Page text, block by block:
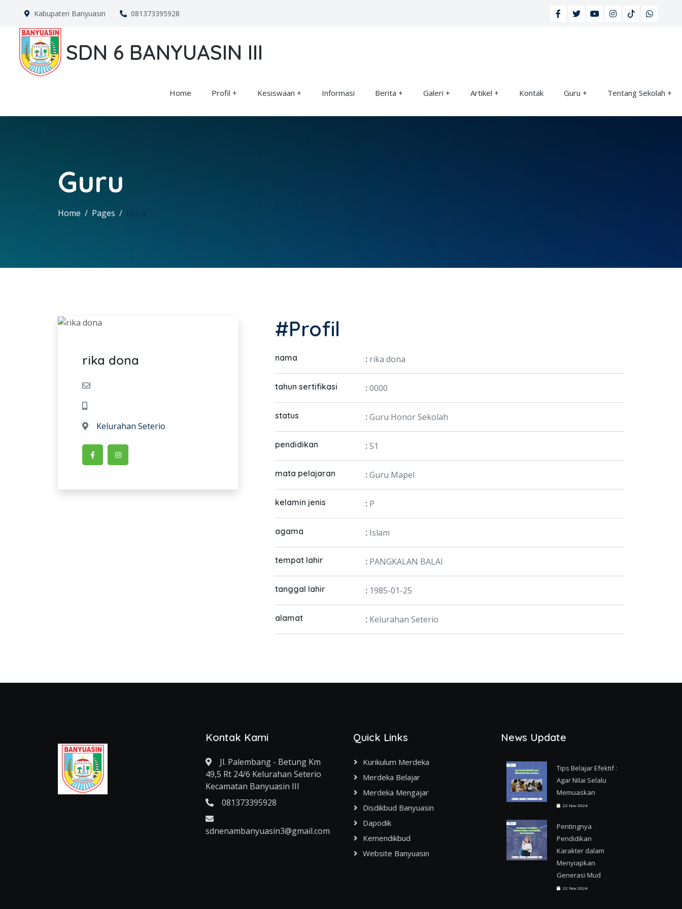
Kabupaten Banyuasin 081373395928
SDN 6 BANYUASIN III
Home Profil Kesiswaan Informasi Berita Galeri Artikel Kontak Guru Tentang Sekolah
Guru
Home Pages Guru
rika dona
Kelurahan Seterio
#Profil
nama : rika dona
tahun sertifikasi :0000
status :Guru Honor Sekolah
pendidikan :S1
mata pelajaran :Guru Mapel
kelamin jenis : P
agama : Islam
tempat lahir : PANGKALAN BALAI
tanggal lahir : 1985-01-25
alamat : Kelurahan Seterio
Kontak Kami
Jl. Palembang - Betung Km
49,5 Rt 24/6 Kelurahan Seterio
Kecamatan Banyuasin III
081373395928
sdnenambanyuasin3@gmail.com
Quick Links
Kurikulum Merdeka
Merdeka Belajar
Merdeka Mengajar
Disdikbud Banyuasin
Dapodik
Kemendikbud
Website Banyuasin
News Update
Tips Belajar Efektif :
Agar Nilai Selalu
Memuaskan
22 Nov 2024
Pentingnya
Pendidikan
Karakter dalam
Menyiapkan
Generasi Mud
22 Nov 2024